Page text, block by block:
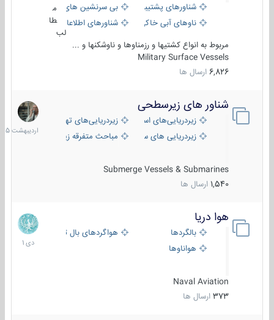
شناورهای پشتیبانی
بی سرنشین های دریایی
ناوهای آبی خاکی و نیروبرشناورهای اطلاعاتی و جاسوسی
طا
لب
مربوط به انواع کشتیها و رزمناوها و ناوشکنها و ...
Military Surface Vessels
6,826 ارسال ها
شناور های زیرسطحی
زیردریایی‌های استراتژیکزیردریایی‌های تهاجمی
زیردریایی های سبک
مباحث متفرقه زیرسطحی
Submerge Vessels & Submarines
1,540 ارسال ها
31
1405
هوا دریا
بالگردها
هواگردهای بال ثابت
هواناوها
Naval Aviation
373 ارسال ها
12
دی
1401